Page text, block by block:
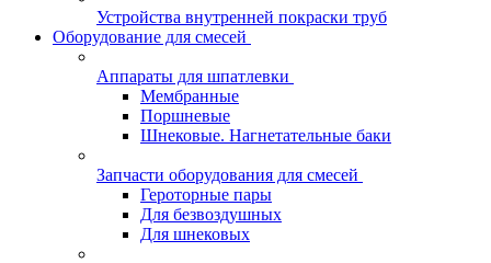
Устройства внутренней покраски труб
Оборудование для смесей
Аппараты для шпатлевки
Мембранные
Поршневые
Шнековые. Нагнетательные баки
Запчасти оборудования для смесей
Героторные пары
Для безвоздушных
Для шнековых